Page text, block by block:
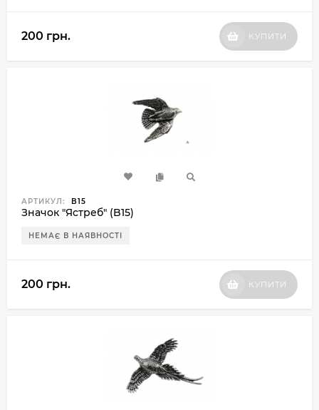
200 грн. КУПИТИ
АРТИКУЛ: B15
Значок "Ястреб" (B15)
НЕМАЄ В НАЯВНОСТІ
200 грн. КУПИТИ